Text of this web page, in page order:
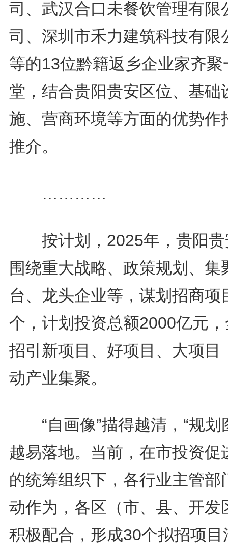
司、武汉合口未餐饮管理有限
司、深圳市禾力建筑科技有限
等的13位黔籍返乡企业家齐聚
堂，结合贵阳贵安区位、基础
施、营商环境等方面的优势作
推介。
…………
按计划，2025年，贵阳贵
围绕重大战略、政策规划、集
台、龙头企业等，谋划招商项
个，计划投资总额2000亿元
招引新项目、好项目、大项目
动产业集聚。
“自画像”描得越清，“规划
越易落地。当前，在市投资促
的统筹组织下，各行业主管部
动作为，各区（市、县、开发
积极配合，形成30个拟招项目